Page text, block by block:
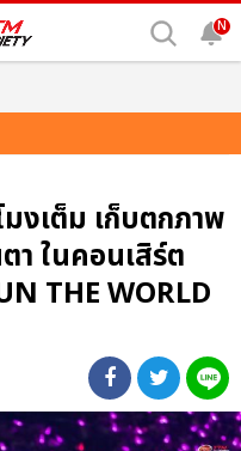
N
งเต็ม เก็บตกภาพ
า ในคอนเสิร์ต
THE WORLD